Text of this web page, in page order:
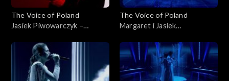
The Voice of Poland
Jasiek Piwowarczyk –
Voice of Poland”, Finał, 29
listopada 2025
The Voice of Poland
Margaret i Jasiek
„The Voice of Poland”, Finał,
29 listopada 2025